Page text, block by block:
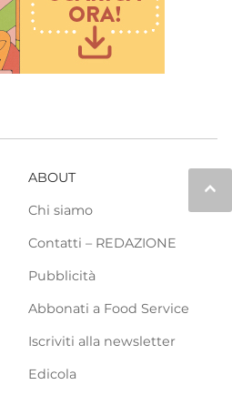
keyboard_arrow_up
ABOUT
Chi siamo
Contatti – REDAZIONE
Pubblicità
Abbonati a Food Service
Iscriviti alla newsletter
Edicola